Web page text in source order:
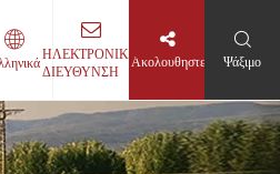
μας
ΗΛΕΚΤΡΟΝΙΚΗ
ΔΙΕΥΘΥΝΣΗ
Ακολουθηστε Ψάξιμο